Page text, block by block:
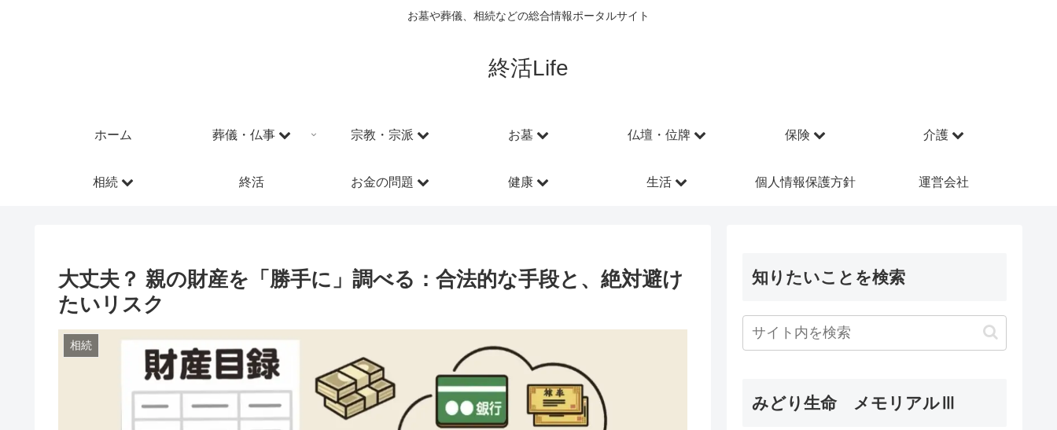
お墓や葬儀、相続などの総合情報ポータルサイト
終活Life
ホーム 葬儀・仏事 宗教・宗派 お墓 仏壇・位牌 保険 介護
相続 終活 お金の問題 健康 生活 個人情報保護方針 運営会社
大丈夫？ 親の財産を「勝手に」調べる：合法的な手段と、絶対避け
たいリスク
相続
知りたいことを検索
みどり生命 メモリアルⅢ